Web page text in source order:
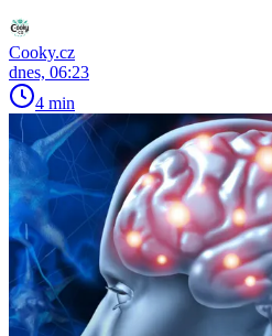
Cooky.cz
dnes, 06:23
4 min